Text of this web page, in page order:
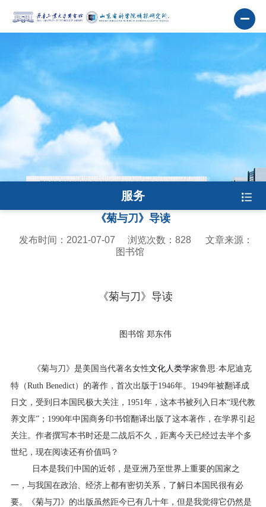
服务
《菊与刀》导读
发布时间：2021-07-07 浏览次数： 828
文章来源：
图书馆
《菊与刀》导读
图书馆 郑东伟
《菊与刀》是美国当代著名女性文化人类学家鲁思·本尼迪克
特（Ruth Benedict）的著作，首次出版于1946年。 1949年被翻译成
日文，受到日本国民极大关注， 1951年，这本书被列入日本“现代教
养文库”； 1990年中国商务印书馆翻译出版了这本著作，在学界引起
关注。作者撰写本书时还是二战后不久，距离今天已经过去半个多
世纪，现在阅读还有价值吗？
日本是我们中国的近邻，是亚洲乃至世界上重要的国家之
一，与我国在政治、经济上都有密切关系，了解日本国民很有必
要。《菊与刀》的出版虽然距今已有几十年，但是我觉得它仍然是